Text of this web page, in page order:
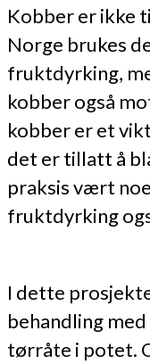
Kobber er ikke
Norge brukes
fruktdyrking,
kobber også
kobber er et
det er tillatt å
praksis vært
fruktdyrking
I dette
behandling
tørråte i potet.